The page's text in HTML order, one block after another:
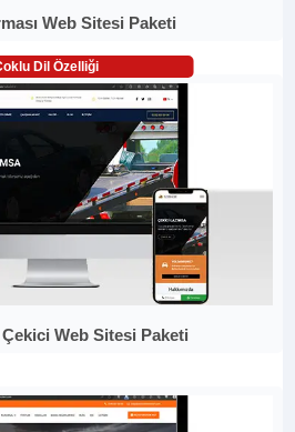
Web Sitesi Paketi
Dil Özelliği
Çekici Web Sitesi Paketi